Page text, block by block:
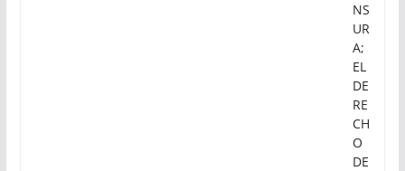
NS
UR
A;
EL
DE
RE
CH
O
DE